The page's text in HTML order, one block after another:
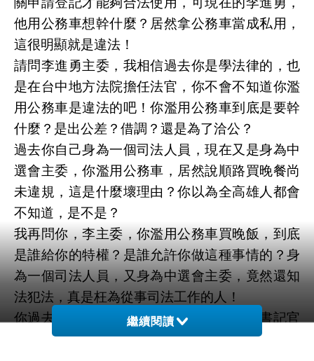
他用公務車想幹什麼？居然拿公務車當成私用，
這很明顯就是違法！
請問李進勇主委，我相信過去你是學法律的，也
是在台中地方法院擔任法官，你不會不知道你濫
用公務車是違法的吧！你濫用公務車到底是要幹
什麼？是出公差？借調？還是為了洽公？
過去你自己身為一個司法人員，現在又是身為中
選會主委，你濫用公務車，居然說順路買晚餐尚
未違規，這是什麼壞理由？你以為全高雄人都會
不知道，是不是？
我再問你，李主委，你濫用公務車買晚飯，到底
是誰給你的特權？是誰允許你做這種事情的？身
為一個司法人員，又身為中選會主委，竟然還知
法犯法，真是枉為從事司法工作的人！
你過去擔任台中地方法院的法官，你教唆書記官
偽造開庭會議紀錄，那也就罷了！現在你身為中
繼續閱讀